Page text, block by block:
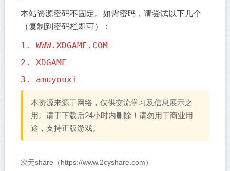
本站资源密码不固定。如需密码，请尝试以下几个
（复制到密码栏即可）：
1. WWW.XDGAME.COM
2. XDGAME
3. amuyouxi
本资源来源于网络，仅供交流学习及信息展示之
用。请于下载后24小时内删除！请勿用于商业用
途，支持正版游戏。
次元share（https://www.2cyshare.com）